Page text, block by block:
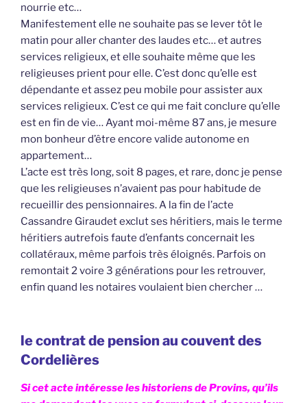
nourrie etc…
Manifestement elle ne souhaite pas se lever tôt le
matin pour aller chanter des laudes etc… et autres
services religieux, et elle souhaite même que les
religieuses prient pour elle. C’est donc qu’elle est
dépendante et assez peu mobile pour assister aux
services religieux. C’est ce qui me fait conclure qu’elle
est en fin de vie… Ayant moi-même 87 ans, je mesure
mon bonheur d’être encore valide autonome en
appartement…
L’acte est très long, soit 8 pages, et rare, donc je pense
que les religieuses n’avaient pas pour habitude de
recueillir des pensionnaires. A la fin de l’acte
Cassandre Giraudet exclut ses héritiers, mais le terme
héritiers autrefois faute d’enfants concernait les
collatéraux, même parfois très éloignés. Parfois on
remontait 2 voire 3 générations pour les retrouver,
enfin quand les notaires voulaient bien chercher …
le contrat de pension au couvent des
Cordelières
Si cet acte intéresse les historiens de Provins, qu’ils